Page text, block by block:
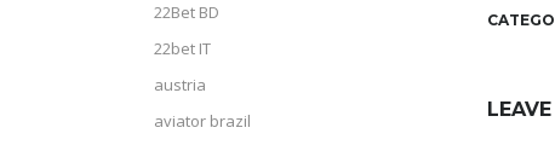
22Bet BD
22bet IT
austria
aviator brazil